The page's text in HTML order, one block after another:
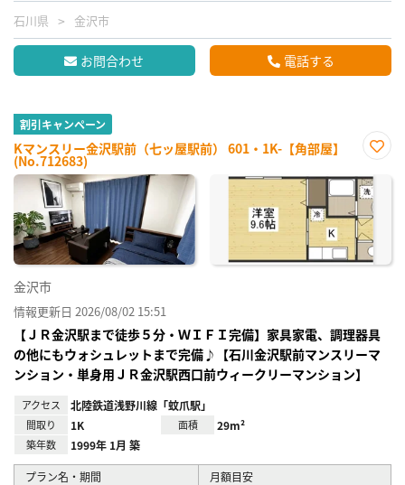
石川県 金沢市
お問合わせ 電話する
割引キャンペーン
Kマンスリー金沢駅前（七ッ屋駅前） 601・1K-【角部屋】
(No.712683)
に入
り登
録
金沢市
情報更新日 2026/08/02 15:51
【ＪＲ金沢駅まで徒歩５分・ＷＩＦＩ完備】家具家電、調理器具
の他にもウォシュレットまで完備♪【石川金沢駅前マンスリーマ
ンション・単身用ＪＲ金沢駅西口前ウィークリーマンション】
アクセス 北陸鉄道浅野川線「蚊爪駅」
間取り 1K 面積 29m²
築年数 1999年 1月 築
プラン名・期間 月額目安